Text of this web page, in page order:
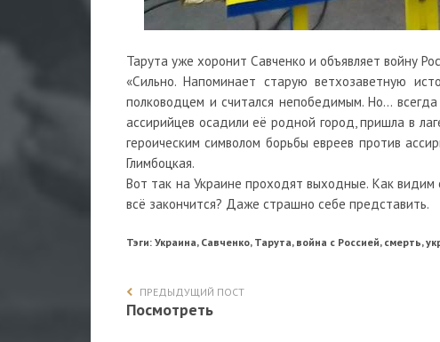
Тарута уже хоронит Савченко и объявляет войну
«Сильно. Напоминает старую ветхозаветную
полководцем и считался непобедимым. Но…
ассирийцев осадили её родной город, пришла в
героическим символом борьбы евреев против
Глимбоцкая.
Вот так на Украине проходят выходные. Как
всё закончится? Даже страшно себе представить.
Тэги: Украина, Савченко, Тарута, война с Россией, смерть,
ПРЕДЫДУЩИЙ ПОСТ
Посмотреть